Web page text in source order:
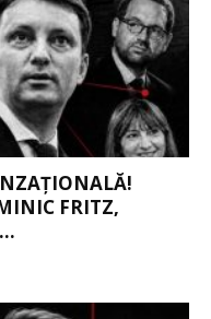
FRITZ,